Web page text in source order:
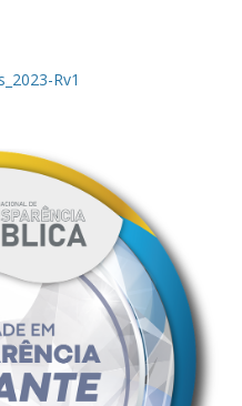
Rv1